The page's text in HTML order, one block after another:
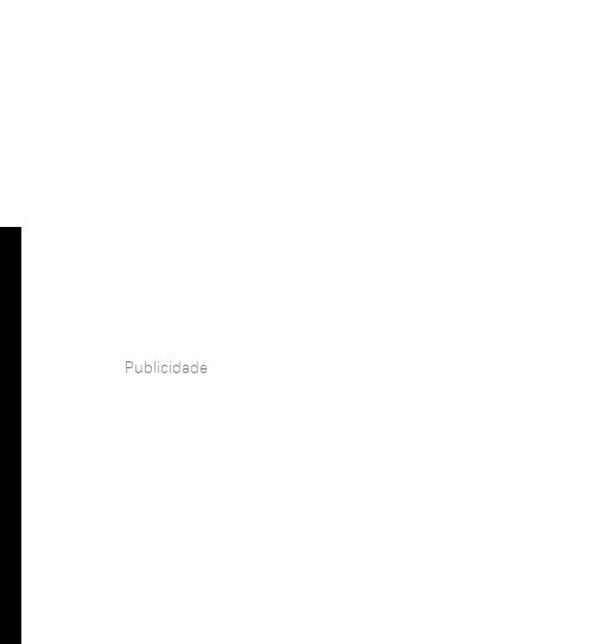
Publicidade